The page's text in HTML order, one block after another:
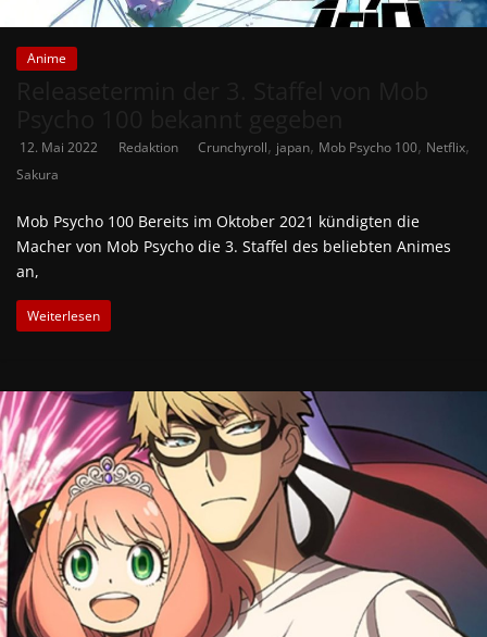
Anime
12. Mai 2022 Redaktion Crunchyroll, japan, Mob Psycho 100, Netflix,
Sakura
Mob Psycho 100 Bereits im Oktober 2021 kündigten die
Macher von Mob Psycho die 3. Staffel des beliebten Animes
an,
Weiterlesen